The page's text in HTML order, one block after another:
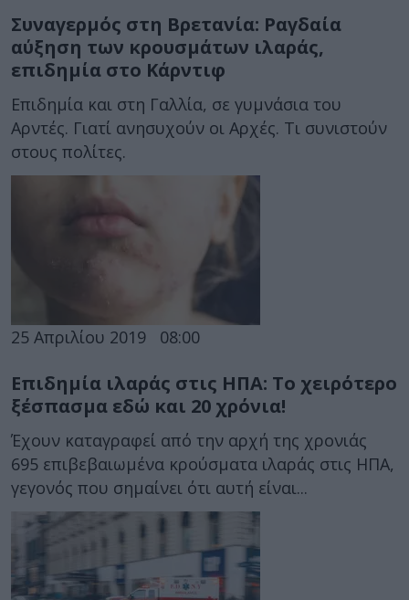
Συναγερμός στη Βρετανία: Ραγδαία
αύξηση των κρουσμάτων ιλαράς,
επιδημία στο Κάρντιφ
Επιδημία και στη Γαλλία, σε γυμνάσια του
Αρντές. Γιατί ανησυχούν οι Αρχές. Τι συνιστούν
στους πολίτες.
25 Απριλίου 2019 08:00
Επιδημία ιλαράς στις ΗΠΑ: Το χειρότερο
ξέσπασμα εδώ και 20 χρόνια!
Έχουν καταγραφεί από την αρχή της χρονιάς
695 επιβεβαιωμένα κρούσματα ιλαράς στις ΗΠΑ,
γεγονός που σημαίνει ότι αυτή είναι...